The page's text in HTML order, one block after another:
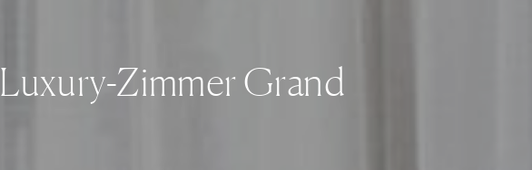
Luxury-Zimmer Grand